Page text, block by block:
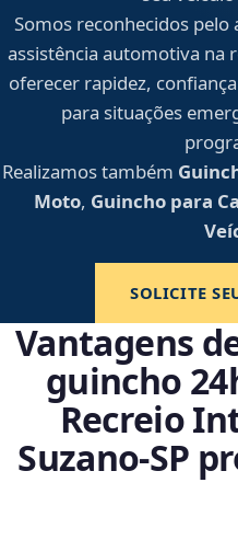
Somos reconhecidos
assistência automotiva na
oferecer rapidez,
para situações
Realizamos também
Moto, Guincho para
SOLICITE
Vantagens
guincho
Recreio
Suzano‑SP